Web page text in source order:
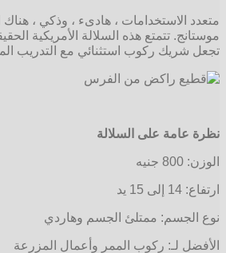
متعدد الاستخدامات ، هادىء ، وذكي ، هناك
موستانج. تتمتع هذه السلالة الأمريكية
تجعل شريك ركوب استثنائي مع التدريب
نظرة عامة على السلالة
الوزن: 800 جنيه
ارتفاع: 14 إلى 15 يد
نوع الجسم: ممتلئ الجسم وهاردي
الأفضل لـ: ركوب الممر وأعمال المزرعة